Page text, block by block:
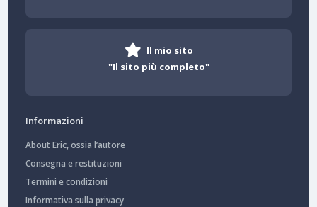
Il mio sito
"Il sito più completo"
Informazioni
About Eric, ossia l’autore
Consegna e restituzioni
Termini e condizioni
Informativa sulla privacy